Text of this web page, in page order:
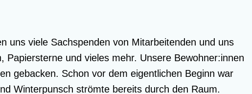
uns vie­le Sach­spen­den von Mit­ar­bei­ten­den und uns
und vie­les mehr. Unse­re Bewohner:innen
geba­cken. Schon vor dem eigent­li­chen Beginn war
Win­ter­punsch ström­te bereits durch den Raum.